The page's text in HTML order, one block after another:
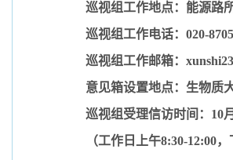
巡视组工作地点：能源路
巡视组工作电话： 020-
巡视组工作邮箱：
意见箱设置地点：生物质
巡视组受理信访时间： 10月
（工作日上午8:30-12:00，